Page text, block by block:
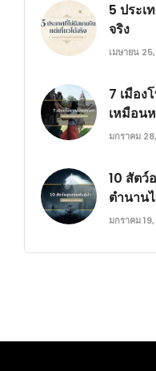
5 ประเ
จริง
เมษายน
7 เมือง
เหมือน
มกราคม
10 สัตว์
ตำนาน
มกราคม